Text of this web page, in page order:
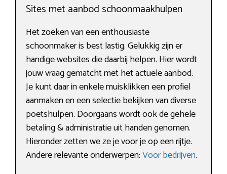
Sites met aanbod schoonmaakhulpen
Het zoeken van een enthousiaste
schoonmaker is best lastig. Gelukkig zijn er
handige websites die daarbij helpen. Hier wordt
jouw vraag gematcht met het actuele aanbod.
Je kunt daar in enkele muisklikken een profiel
aanmaken en een selectie bekijken van diverse
poetshulpen. Doorgaans wordt ook de gehele
betaling & administratie uit handen genomen.
Hieronder zetten we ze je voor je op een rijtje.
Andere relevante onderwerpen:Voor bedrijven.